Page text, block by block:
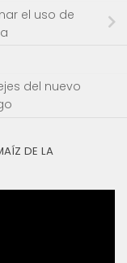
el uso de
del nuevo
DE LA